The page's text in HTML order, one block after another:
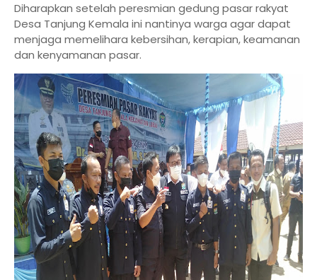
Diharapkan setelah peresmian gedung pasar rakyat
Desa Tanjung Kemala ini nantinya warga agar dapat
menjaga memelihara kebersihan, kerapian, keamanan
dan kenyamanan pasar.